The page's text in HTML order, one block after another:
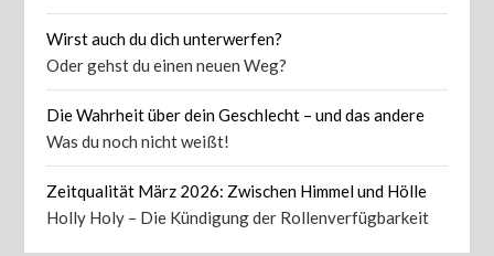
Wirst auch du dich unterwerfen?
Oder gehst du einen neuen Weg?
Die Wahrheit über dein Geschlecht – und das andere
Was du noch nicht weißt!
Zeitqualität März 2026: Zwischen Himmel und Hölle
Holly Holy – Die Kündigung der Rollenverfügbarkeit